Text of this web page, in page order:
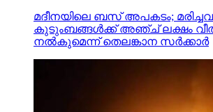
മദീനയിലെ ബസ് അപകടം;
കുടുംബങ്ങള്‍ക്ക് അഞ്ച് ലക്ഷം
നല്‍കുമെന്ന് തെലങ്കാന സര്‍ക്കാര്‍